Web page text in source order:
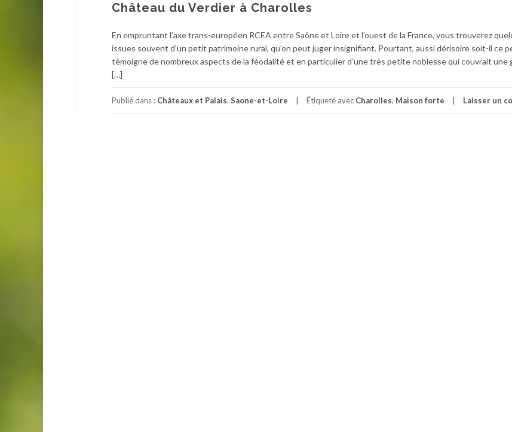
Château du Verdier à Charolles
En empruntant l’axe trans-européen RCEA entre Saône et Loire et l’ouest de la France, vous trouverez
issues souvent d’un petit patrimoine rural, qu’on peut juger insignifiant. Pourtant, aussi dérisoire soit-il ce
témoigne de nombreux aspects de la féodalité et en particulier d’une très petite noblesse qui couvrait une
[…]
Publié dans : Châteaux et Palais, Saone-et-Loire Étiqueté avec Charolles, Maison forte Laisser un